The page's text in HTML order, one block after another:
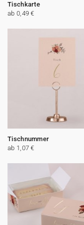
Tischkarte
ab 0,49 €
Tischnummer
ab 1,07 €